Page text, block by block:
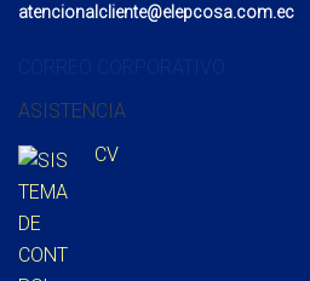
atencionalcliente@elepcosa.com.ec
ASISTENCIA
CV